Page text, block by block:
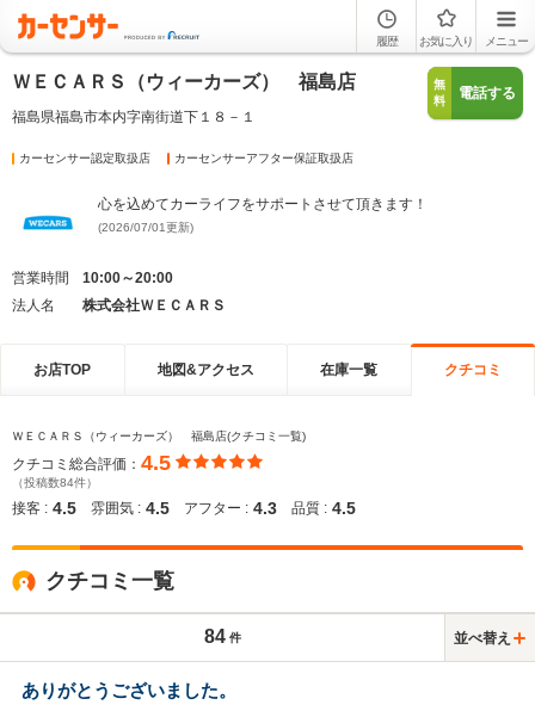
履歴 お気に入り メニュー
ＷＥＣＡＲＳ（ウィーカーズ） 福島店
福島県福島市本内字南街道下１８－１
無
料
電話する
カーセンサー認定取扱店 カーセンサーアフター保証取扱店
心を込めてカーライフをサポートさせて頂きます！
(2026/07/01更新)
営業時間
10:00～20:00
法人名
株式会社ＷＥＣＡＲＳ
お店TOP 地図&アクセス 在庫一覧 クチコミ
ＷＥＣＡＲＳ（ウィーカーズ） 福島店(クチコミ一覧)
クチコミ総合評価： 4.5
（投稿数84件）
接客 : 4.5 雰囲気 : 4.5 アフター : 4.3 品質 : 4.5
クチコミ一覧
84 件 並べ替え
ありがとうございました。